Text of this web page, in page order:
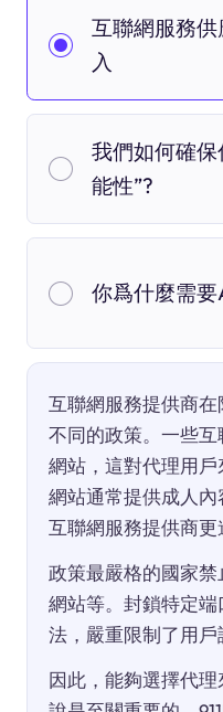
互聯網服務
入
我們如何確保
能性”?
你爲什麼需
互聯網服務提供商
不同的政策。一些
網站，這對代理用
網站通常提供成人
互聯網服務提供商更
政策最嚴格的國家
網站等。封鎖特定
法，嚴重限制了用戶
因此，能夠選擇代